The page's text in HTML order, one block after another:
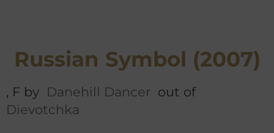
Russian Symbol (2007)
, F by Danehill Dancer out of
Dievotchka